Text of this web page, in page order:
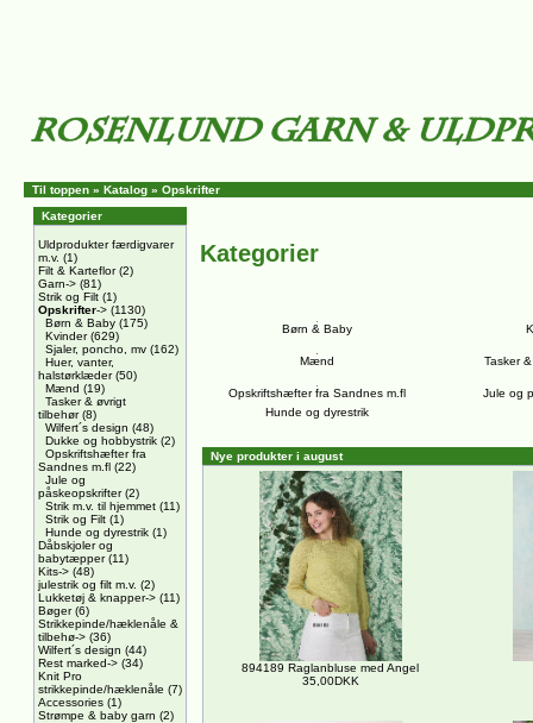
Til toppen » Katalog » Opskrifter
Kategorier
Uldprodukter færdigvarer
m.v. (1)
Filt & Karteflor(2)
Garn-> (81)
Strik og Filt (1)
Opskrifter-> (1130)
Børn & Baby (175)
Kvinder(629)
Sjaler, poncho, mv (162)
Huer, vanter,
halstørklæder(50)
Mænd (19)
Tasker & øvrigt
tilbehør(8)
Wilfert´s design (48)
Dukke og hobbystrik (2)
Opskriftshæfter fra
Sandnes m.fl (22)
Jule og
påskeopskrifter(2)
Strik m.v. til hjemmet (11)
Strik og Filt (1)
Hunde og dyrestrik (1)
Dåbskjoler og
babytæpper(11)
Kits-> (48)
julestrik og filt m.v. (2)
Lukketøj & knapper-> (11)
Bøger(6)
Strikkepinde/hæklenåle &
tilbehø-> (36)
Wilfert´s design (44)
Rest marked-> (34)
Knit Pro
strikkepinde/hæklenåle (7)
Accessories (1)
Strømpe & baby garn (2)
Kategorier
Børn & Baby
Mænd Tasker
Opskriftshæfter fra Sandnes m.fl
Jule og
Hunde og dyrestrik
Nye produkter i august
894189 Raglanbluse med Angel
35,00DKK